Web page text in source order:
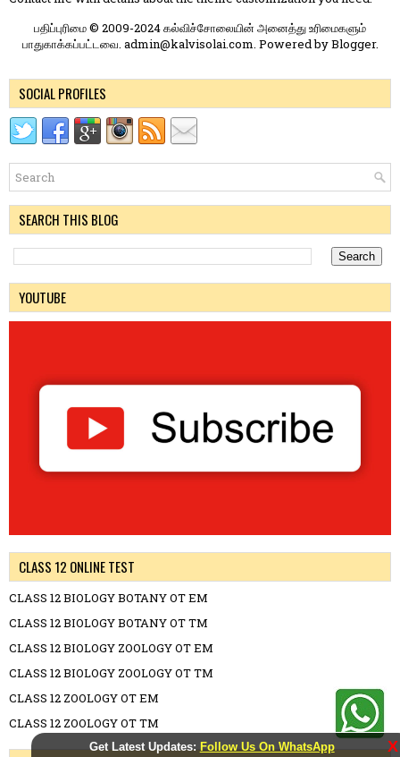
Get Latest Updates:Follow Us On WhatsApp X
பதிப்புரிமை © 2009-2024 கல்விச்சோலையின் அனைத்து உரிமைகளும்
பாதுகாக்கப்பட்டவை. admin@kalvisolai.com. Powered byBlogger.
SOCIAL PROFILES
SEARCH THIS BLOG
YOUTUBE
CLASS 12 ONLINE TEST
CLASS 12 BIOLOGY BOTANY OT EM
CLASS 12 BIOLOGY BOTANY OT TM
CLASS 12 BIOLOGY ZOOLOGY OT EM
CLASS 12 BIOLOGY ZOOLOGY OT TM
CLASS 12 ZOOLOGY OT EM
CLASS 12 ZOOLOGY OT TM